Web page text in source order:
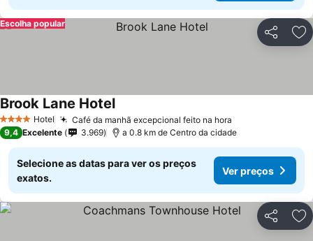
Partilhar
Escolha popular
4 EstrelasHotel Café da manhã excepcional feito na hora
Brook Lane HotelVer preços
9,4 Excelente 3.969 a 0.8 km de Centro da cidade
Selecione as datas para ver os preços
exatos.
Ver preços
Partilhar